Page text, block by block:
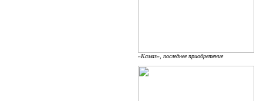
«Камаз», последнее приобретение